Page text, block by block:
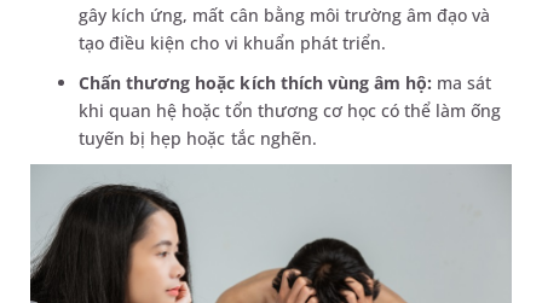
gây kích ứng, mất cân bằng môi trường âm đạo và
tạo điều kiện cho vi khuẩn phát triển.
Chấn thương hoặc kích thích vùng âm hộ: ma sát
khi quan hệ hoặc tổn thương cơ học có thể làm ống
tuyến bị hẹp hoặc tắc nghẽn.